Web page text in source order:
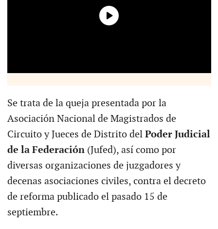
Se trata de la queja presentada por la
Asociación Nacional de Magistrados de
Circuito y Jueces de Distrito delPoder Judicial
de la Federación(Jufed), así como por
diversas organizaciones de juzgadores y
decenas asociaciones civiles, contra el decreto
de reforma publicado el pasado 15 de
septiembre.